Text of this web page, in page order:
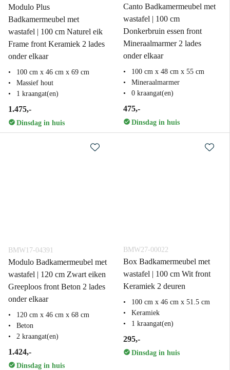
Modulo Plus
Badkamermeubel met
wastafel | 100 cm Naturel eik
Frame front Keramiek 2 lades
onder elkaar
100 cm x 46 cm x 69 cm
Massief hout
1 kraangat(en)
1.475,-
Dinsdag in huis
Canto Badkamermeubel met
wastafel | 100 cm
Donkerbruin essen front
Mineraalmarmer 2 lades
onder elkaar
100 cm x 48 cm x 55 cm
Mineraalmarmer
0 kraangat(en)
475,-
Dinsdag in huis
BMW17-04391
Modulo Badkamermeubel met
wastafel | 120 cm Zwart eiken
Greeploos front Beton 2 lades
onder elkaar
120 cm x 46 cm x 68 cm
Beton
2 kraangat(en)
1.424,-
Dinsdag in huis
BMW27-00022
Box Badkamermeubel met
wastafel | 100 cm Wit front
Keramiek 2 deuren
100 cm x 46 cm x 51.5 cm
Keramiek
1 kraangat(en)
295,-
Dinsdag in huis